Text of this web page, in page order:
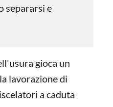
separarsi e
gioca un
lavorazione di
a caduta